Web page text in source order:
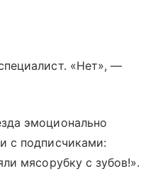
«Нет», —
эмоционально
с подписчиками:
мясорубку с зубов!».